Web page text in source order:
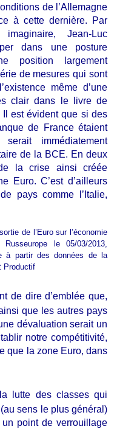
de l’Allemagne
à cette dernière. Par
Jean-Luc
dans une posture
position largement
de mesures qui sont
même d’une
clair dans le livre de
est évident que si des
de France étaient
immédiatement
de la BCE. En deux
la crise ainsi créée
Euro. C’est d’ailleurs
pays comme l’Italie,
de l’Euro sur l’économie
le 05/03/2013,
à partir des données de la
Productif
de dire d’emblée que,
que les autres pays
dévaluation serait un
notre compétitivité,
que la zone Euro, dans
lutte des classes qui
sens le plus général)
un point de verrouillage